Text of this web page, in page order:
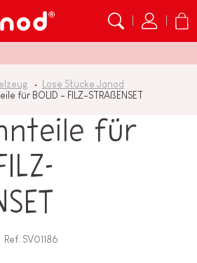
Lose Stücke Janod
für BOLID - FILZ-STRAßENSET
für
Ref. SV01186